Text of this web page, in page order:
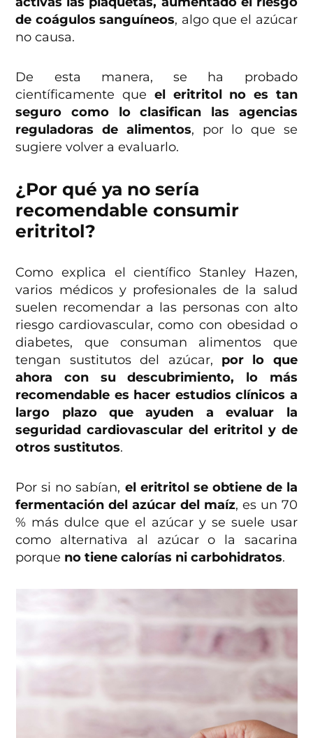
de coágulos sanguíneos, algo que el azúcar
no causa.
De esta manera, se ha probado
científicamente que el eritritol no es tan
seguro como lo clasifican las agencias
reguladoras de alimentos, por lo que se
sugiere volver a evaluarlo.
¿Por qué ya no sería
recomendable consumir
eritritol?
Como explica el científico Stanley Hazen,
varios médicos y profesionales de la salud
suelen recomendar a las personas con alto
riesgo cardiovascular, como con obesidad o
diabetes, que consuman alimentos que
tengan sustitutos del azúcar, por lo que
ahora con su descubrimiento, lo más
recomendable es hacer estudios clínicos a
largo plazo que ayuden a evaluar la
seguridad cardiovascular del eritritol y de
otros sustitutos.
Por si no sabían, el eritritol se obtiene de la
fermentación del azúcar del maíz, es un 70
% más dulce que el azúcar y se suele usar
como alternativa al azúcar o la sacarina
porque no tiene calorías ni carbohidratos.